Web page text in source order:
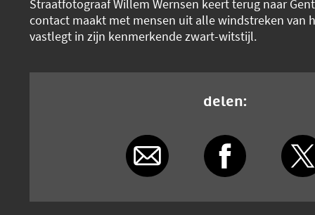
Straatfotograaf Willem Wernsen keert terug naar
contact maakt met mensen uit alle windstreken van
vastlegt in zijn kenmerkende zwart-witstijl.
delen: